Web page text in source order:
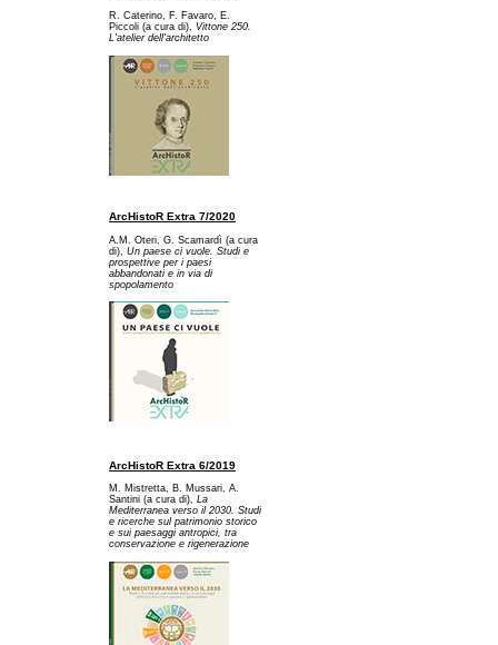
R. Caterino, F. Favaro, E.
Piccoli (a cura di), Vittone 250.
L'atelier dell'architetto
ArcHistoR Extra 7/2020
A.M. Oteri, G. Scamardì (a cura
di), Un paese ci vuole. Studi e
prospettive per i paesi
abbandonati e in via di
spopolamento
ArcHistoR Extra 6/2019
M. Mistretta, B. Mussari, A.
Santini (a cura di), La
Mediterranea verso il 2030. Studi
e ricerche sul patrimonio storico
e sui paesaggi antropici, tra
conservazione e rigenerazione